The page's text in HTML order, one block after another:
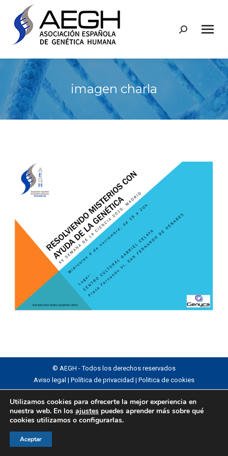
Buscar:
imagen charla
© AEGH - Todos los derechos reservados
Aviso legal | Política de privacidad | Politica de cookies
Utilizamos cookies para ofrecerte la mejor experiencia en
nuestra web. En los ajustes puedes aprender más sobre qué
cookies utilizamos o configurarlas.
Aceptar